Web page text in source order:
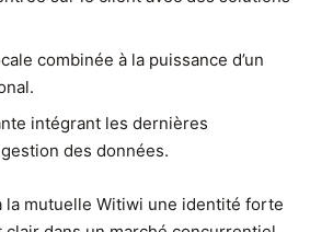
combinée à la puissance d’un
intégrant les dernières
des données.
la mutuelle Witiwi une identité forte